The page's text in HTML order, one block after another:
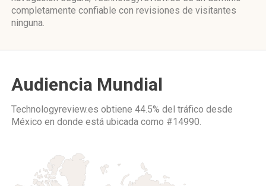
completamente confiable con revisiones de visitantes
ninguna.
Audiencia Mundial
Technologyreview.es obtiene 44.5% del tráfico desde
México en donde está ubicada como #14990.